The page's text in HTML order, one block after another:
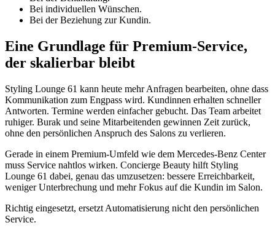
Bei individuellen Wünschen.
Bei der Beziehung zur Kundin.
Eine Grundlage für Premium-Service,
der skalierbar bleibt
Styling Lounge 61 kann heute mehr Anfragen bearbeiten, ohne dass
Kommunikation zum Engpass wird. Kundinnen erhalten schneller
Antworten. Termine werden einfacher gebucht. Das Team arbeitet
ruhiger. Burak und seine Mitarbeitenden gewinnen Zeit zurück,
ohne den persönlichen Anspruch des Salons zu verlieren.
Gerade in einem Premium-Umfeld wie dem Mercedes-Benz Center
muss Service nahtlos wirken. Concierge Beauty hilft Styling
Lounge 61 dabei, genau das umzusetzen: bessere Erreichbarkeit,
weniger Unterbrechung und mehr Fokus auf die Kundin im Salon.
Richtig eingesetzt, ersetzt Automatisierung nicht den persönlichen
Service.